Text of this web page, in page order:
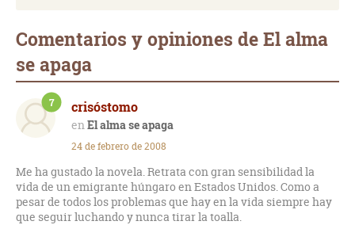
Comentarios y opiniones de El alma
se apaga
crisóstomo
El alma se apaga
7
24 de febrero de 2008
Me ha gustado la novela. Retrata con gran sensibilidad la
vida de un emigrante húngaro en Estados Unidos. Como a
pesar de todos los problemas que hay en la vida siempre hay
que seguir luchando y nunca tirar la toalla.